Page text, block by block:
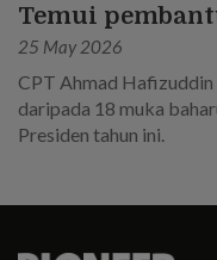
Temui
25 May 2026
CPT Ahmad Hafizuddin
daripada 18 muka
Presiden tahun ini.